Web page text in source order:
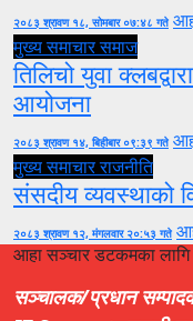
२०८३ श्रावण १८, सोमबार ०७:४८ गते
मुख्य समाचारसमाज
तिलिचो युवा
आयोजना
२०८३ श्रावण १४, बिहीबार ०९:३९ गते
मुख्य समाचारराजनीति
संसदीय व्यवस्थाको
२०८३ श्रावण १२, मंगलवार २०:५३ गते
आहा सञ्चार डटकमका लागि
सञ्चालक/प्रधान